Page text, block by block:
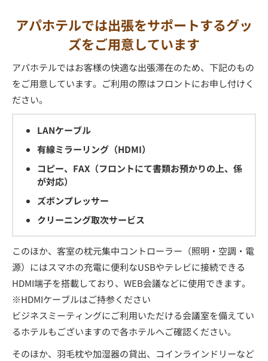
アパホテルでは出張をサポートするグッ
ズをご用意しています
アパホテルではお客様の快適な出張滞在のため、下記のもの
をご用意しています。ご利用の際はフロントにお申し付けく
ださい。
LANケーブル
有線ミラーリング（HDMI）
コピー、FAX（フロントにて書類お預かりの上、係
が対応）
ズボンプレッサー
クリーニング取次サービス
このほか、客室の枕元集中コントローラー（照明・空調・電
源）にはスマホの充電に便利なUSBやテレビに接続できる
HDMI端子を搭載しており、WEB会議などに使用できます。
※HDMIケーブルはご持参ください
ビジネスミーティングにご利用いただける会議室を備えてい
るホテルもございますので各ホテルへご確認ください。
そのほか、羽毛枕や加湿器の貸出、コインラインドリーなど